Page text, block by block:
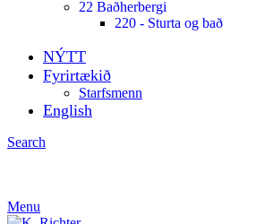
22 Baðherbergi
220 - Sturta og bað
NÝTT
Fyrirtækið
Starfsmenn
English
Search
Menu